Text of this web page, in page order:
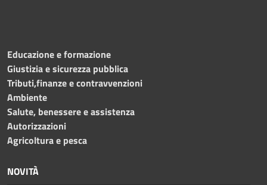
Educazione e formazione
Giustizia e sicurezza pubblica
Tributi,finanze e contravvenzioni
Ambiente
Salute, benessere e assistenza
Autorizzazioni
Agricoltura e pesca
NOVITÀ